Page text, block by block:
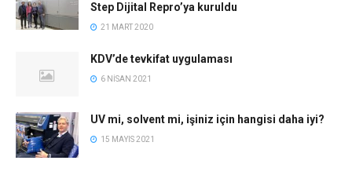
Step Dijital Repro’ya kuruldu
21 MART 2020
KDV’de tevkifat uygulaması
6 NISAN 2021
UV mi, solvent mi, işiniz için hangisi daha iyi?
15 MAYIS 2021